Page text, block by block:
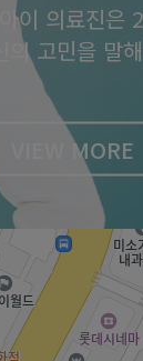
아이 의료진
의 고민을 말
VIEW MORE